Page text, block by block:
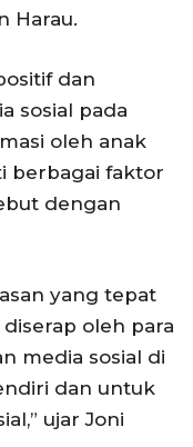
Harau.
dan
sosial pada
oleh anak
berbagai faktor
dengan
yang tepat
oleh para
media sosial di
dan untuk
ujar Joni